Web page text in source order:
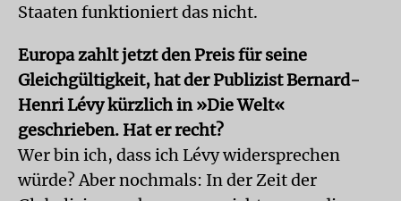
Staaten funktioniert das nicht.
Europa zahlt jetzt den Preis für seine
Gleichgültigkeit, hat der Publizist Bernard-
Henri Lévy kürzlich in »Die Welt«
geschrieben. Hat er recht?
Wer bin ich, dass ich Lévy widersprechen
würde? Aber nochmals: In der Zeit der